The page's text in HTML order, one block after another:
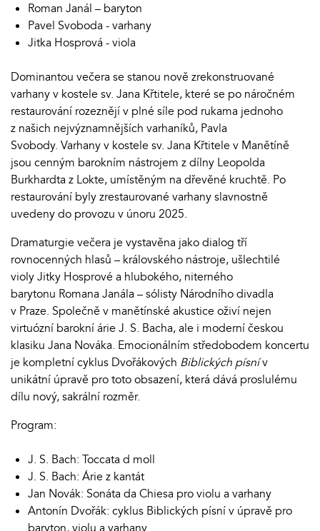
Roman Janál – baryton
Pavel Svoboda - varhany
Jitka Hosprová - viola
Dominantou večera se stanou nově zrekonstruované
varhany v kostele sv. Jana Křtitele, které se po náročném
restaurování rozeznějí v plné síle pod rukama jednoho
z našich nejvýznamnějších varhaníků, Pavla
Svobody. Varhany v kostele sv. Jana Křtitele v Manětíně
jsou cenným barokním nástrojem z dílny Leopolda
Burkhardta z Lokte, umístěným na dřevěné kruchtě. Po
restaurování byly zrestaurované varhany slavnostně
uvedeny do provozu v únoru 2025.
Dramaturgie večera je vystavěna jako dialog tří
rovnocenných hlasů – královského nástroje, ušlechtilé
violy Jitky Hosprové a hlubokého, niterného
barytonu Romana Janála – sólisty Národního divadla
v Praze. Společně v manětínské akustice oživí nejen
virtuózní barokní árie J. S. Bacha, ale i moderní českou
klasiku Jana Nováka. Emocionálním středobodem koncertu
je kompletní cyklus Dvořákových Biblických písnív
unikátní úpravě pro toto obsazení, která dává proslulému
dílu nový, sakrální rozměr.
Program:
J. S. Bach: Toccata d moll
J. S. Bach: Árie z kantát
Jan Novák: Sonáta da Chiesa pro violu a varhany
Antonín Dvořák: cyklus Biblických písní v úpravě pro